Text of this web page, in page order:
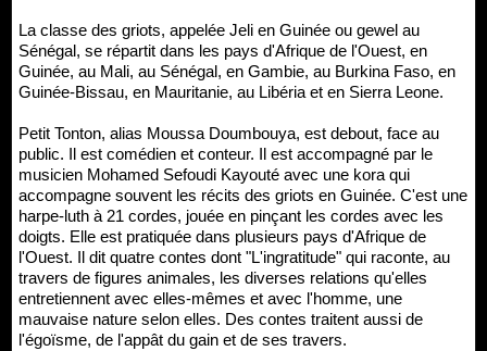
La classe des griots, appelée Jeli en Guinée ou gewel au
Sénégal, se répartit dans les pays d'Afrique de l'Ouest, en
Guinée, au Mali, au Sénégal, en Gambie, au Burkina Faso, en
Guinée-Bissau, en Mauritanie, au Libéria et en Sierra Leone.
Petit Tonton, alias Moussa Doumbouya, est debout, face au
public. Il est comédien et conteur. Il est accompagné par le
musicien Mohamed Sefoudi Kayouté avec une kora qui
accompagne souvent les récits des griots en Guinée. C'est une
harpe-luth à 21 cordes, jouée en pinçant les cordes avec les
doigts. Elle est pratiquée dans plusieurs pays d'Afrique de
l'Ouest. Il dit quatre contes dont "L'ingratitude" qui raconte, au
travers de figures animales, les diverses relations qu'elles
entretiennent avec elles-mêmes et avec l'homme, une
mauvaise nature selon elles. Des contes traitent aussi de
l'égoïsme, de l'appât du gain et de ses travers.